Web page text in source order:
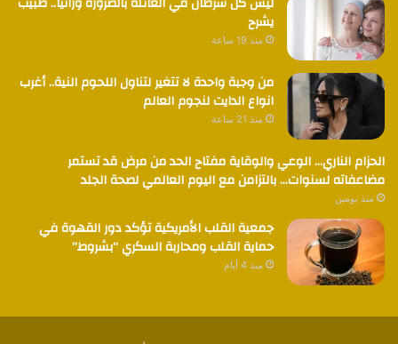
يشرح
منذ 19 ساعة
من وجبة واحدة لا تتغير لتناول اللحوم النية.. أغرب
انواع الدايت لنجوم العالم
منذ 21 ساعة
الحزام الناري… الوعي والوقاية مفتاح الحد من مرض قد تستمر
مضاعفاته لسنوات… بالتزامن مع اليوم العالمي لصحة الجلد
منذ يومين
جمعية القلب الأمريكية تؤكد دور القهوة في
حماية القلب ومحاربة السكري “بشروط”
منذ 4 أيام